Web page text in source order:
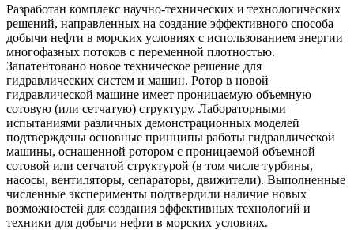
Разработан комплекс научно-технических и технологических
решений, направленных на создание эффективного способа
добычи нефти в морских условиях с использованием энергии
многофазных потоков с переменной плотностью.
Запатентовано новое техническое решение для
гидравлических систем и машин. Ротор в новой
гидравлической машине имеет проницаемую объемную
сотовую (или сетчатую) структуру. Лабораторными
испытаниями различных демонстрационных моделей
подтверждены основные принципы работы гидравлической
машины, оснащенной ротором с проницаемой объемной
сотовой или сетчатой структурой (в том числе турбины,
насосы, вентиляторы, сепараторы, движители). Выполненные
численные эксперименты подтвердили наличие новых
возможностей для создания эффективных технологий и
техники для добычи нефти в морских условиях.